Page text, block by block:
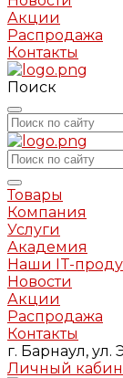
Акции
Распродажа
Контакты
Поиск
Товары
Компания
Услуги
Академия
Наши IT-
Новости
Акции
Распродажа
Контакты
г. Барнаул,
Личный